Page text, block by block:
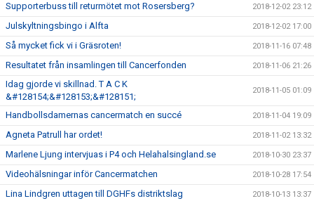
Supporterbuss till returmötet mot Rosersberg? 2018-12-02 23:12
Julskyltningsbingo i Alfta 2018-12-02 17:00
Så mycket fick vi i Gräsroten! 2018-11-16 07:48
Resultatet från insamlingen till Cancerfonden 2018-11-06 21:26
Idag gjorde vi skillnad. T A C K
&#128154;&#128153;&#128151;
2018-11-05 01:09
Handbollsdamernas cancermatch en succé 2018-11-04 19:09
Agneta Patrull har ordet! 2018-11-02 13:32
Marlene Ljung intervjuas i P4 och Helahalsingland.se 2018-10-30 23:37
Videohälsningar inför Cancermatchen 2018-10-28 17:54
Lina Lindgren uttagen till DGHFs distriktslag 2018-10-13 13:37